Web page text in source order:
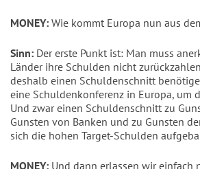
MONEY: Wie kommt Europa nun aus
Sinn: Der erste Punkt ist: Man muss
Länder ihre Schulden nicht
deshalb einen Schuldenschnitt
eine Schuldenkonferenz in Europa, um
Und zwar einen Schuldenschnitt zu
Gunsten von Banken und zu Gunsten
sich die hohen Target-Schulden
MONEY: Und dann erlassen wir einfach